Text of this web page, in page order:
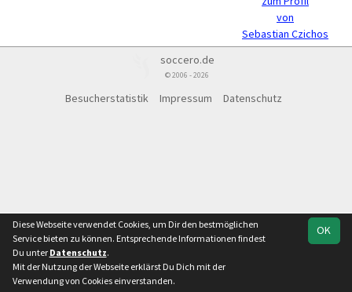
von
Sebastian Czichos
soccero.de
© 2006 - 2026
Besucherstatistik Impressum Datenschutz
OK
Diese Webseite verwendet Cookies, um Dir den bestmöglichen
Service bieten zu können. Entsprechende Informationen findest
Du unter Datenschutz.
Mit der Nutzung der Webseite erklärst Du Dich mit der
Verwendung von Cookies einverstanden.